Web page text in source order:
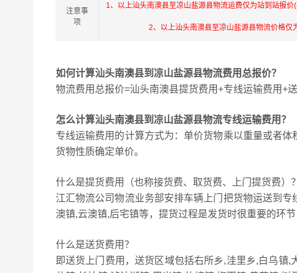
注意事
项
1、以上汕头南澳县至凉山盐源县物流运费仅为站到站报
2、以上汕头南澳县至凉山盐源县物流价格仅
如何计算汕头南澳县到凉山盐源县物流费用总报价？
物流费用总报价=汕头南澳县提货费用+专线运输费用+送
怎么计算汕头南澳县到凉山盐源县物流专线运输费用？
专线运输费用的计算方式为：单价货物乘以重量或者
货物性质确定单价。
什么是提货费用（也称接货费、取货费、上门提货费）？
江汇物流公司物流业务部安排车辆上门把货物运送到
澳镇,云澳镇,后宅镇等，提货过程是发货时很重要的环
什么是送货费用？
即送货上门费用，送货区域包括右所乡,洼里乡,白乌镇